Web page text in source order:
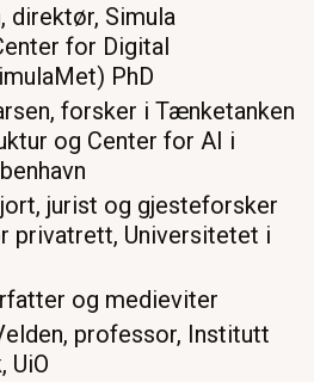
direktør, Simula
for Digital
PhD
forsker i Tænketanken
og Center for AI i
jurist og gjesteforsker
privatrett, Universitetet i
og medieviter
professor, Institutt
UiO